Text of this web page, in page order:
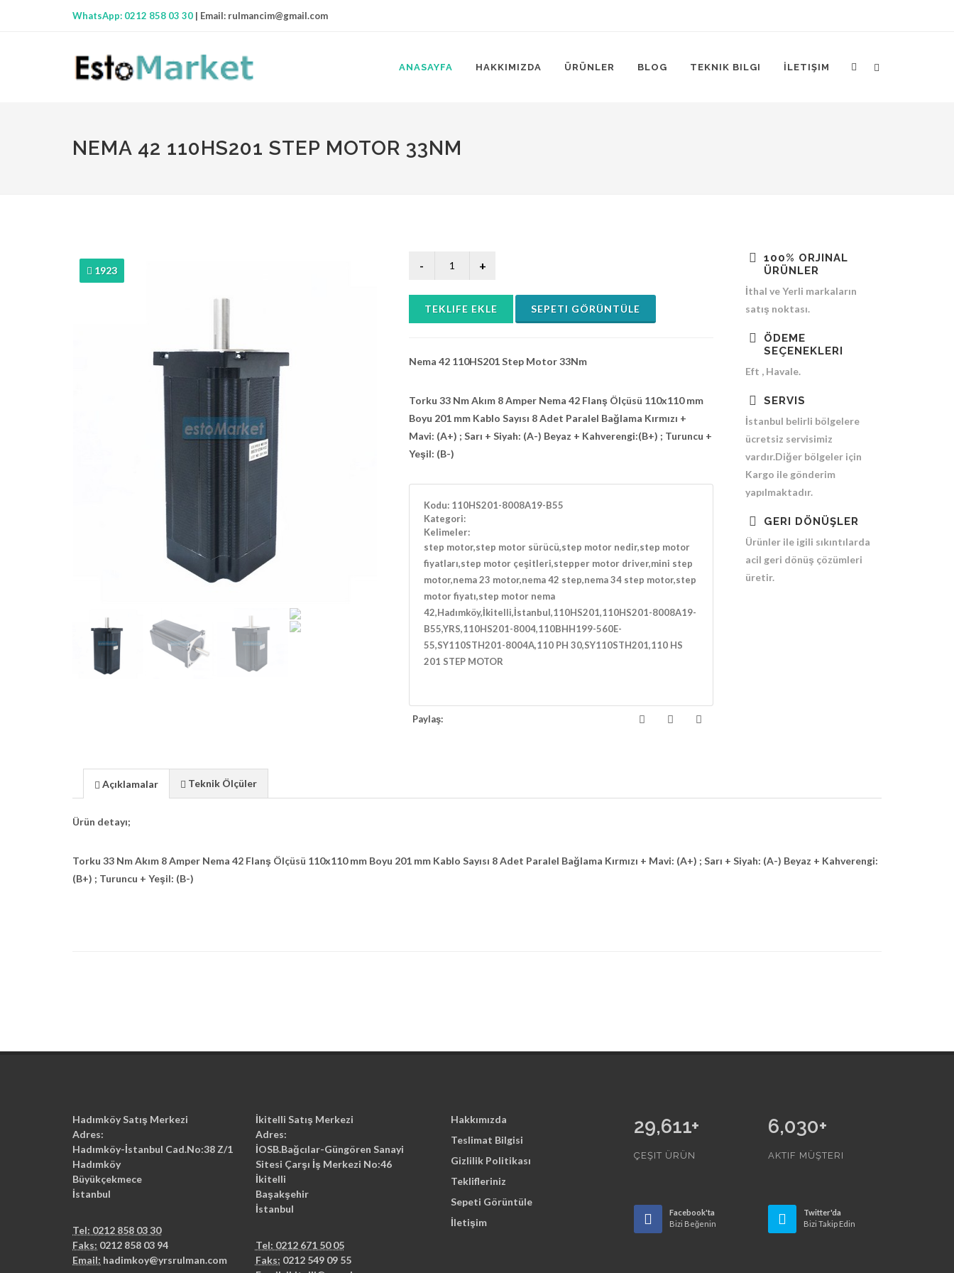
WhatsApp: 0212 858 03 30 | Email: rulmancim@gmail.com
ANASAYFA HAKKIMIZDA ÜRÜNLER BLOG TEKNIK BILGI İLETIŞIM
NEMA 42 110HS201 STEP MOTOR 33NM
1923
TEKLIFE EKLE SEPETI GÖRÜNTÜLE
Nema 42 110HS201 Step Motor 33Nm
Torku 33 Nm Akım 8 Amper Nema 42 Flanş Ölçüsü 110x110 mm
Boyu 201 mm Kablo Sayısı 8 Adet Paralel Bağlama Kırmızı +
Mavi: (A+) ; Sarı + Siyah: (A-) Beyaz + Kahverengi:(B+) ; Turuncu +
Yeşil: (B-)
Kodu: 110HS201-8008A19-B55
Kategori:
Kelimeler:
step motor,step motor sürücü,step motor nedir,step motor
fiyatları,step motor çeşitleri,stepper motor driver,mini step
motor,nema 23 motor,nema 42 step,nema 34 step motor,step
motor fiyatı,step motor nema
42,Hadımköy,İkitelli,İstanbul,110HS201,110HS201-8008A19-
B55,YRS,110HS201-8004,110BHH199-560E-
55,SY110STH201-8004A,110 PH 30,SY110STH201,110 HS
201 STEP MOTOR
Paylaş:
100% ORJINAL
ÜRÜNLER
İthal ve Yerli markaların
satış noktası.
ÖDEME
SEÇENEKLERI
Eft , Havale.
SERVIS
İstanbul belirli bölgelere
ücretsiz servisimiz
vardır.Diğer bölgeler için
Kargo ile gönderim
yapılmaktadır.
GERI DÖNÜŞLER
Ürünler ile igili sıkıntılarda
acil geri dönüş çözümleri
üretir.
Açıklamalar Teknik Ölçüler
Ürün detayı;
Torku 33 Nm Akım 8 Amper Nema 42 Flanş Ölçüsü 110x110 mm Boyu 201 mm Kablo Sayısı 8 Adet Paralel Bağlama Kırmızı + Mavi: (A+) ; Sarı + Siyah: (A-) Beyaz + Kahverengi:
(B+) ; Turuncu + Yeşil: (B-)
Hadımköy Satış Merkezi
Adres:
Hadımköy-İstanbul Cad.No:38 Z/1
Hadımköy
Büyükçekmece
İstanbul
Tel: 0212 858 03 30
Faks: 0212 858 03 94
Email: hadimkoy@yrsrulman.com
İkitelli Satış Merkezi
Adres:
İOSB.Bağcılar-Güngören Sanayi
Sitesi Çarşı İş Merkezi No:46
İkitelli
Başakşehir
İstanbul
Tel: 0212 671 50 05
Faks: 0212 549 09 55
Hakkımızda
Teslimat Bilgisi
Gizlilik Politikası
Teklifleriniz
Sepeti Görüntüle
İletişim
35,332+
ÇEŞIT ÜRÜN
6,030+
AKTIF MÜŞTERI
Facebook'ta
Bizi Beğenin
Twitter'da
Bizi Takip Edin